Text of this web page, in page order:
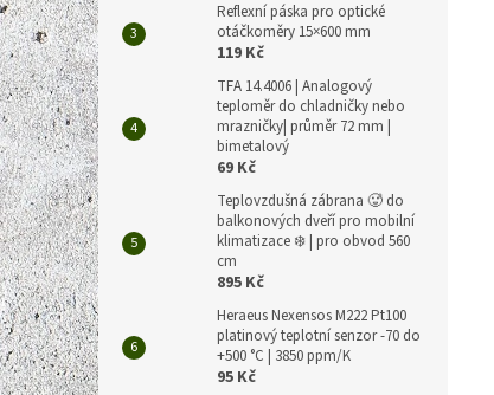
Reflexní páska pro optické
otáčkoměry 15×600 mm
119 Kč
TFA 14.4006 | Analogový
teploměr do chladničky nebo
mrazničky| průměr 72 mm |
bimetalový
69 Kč
Teplovzdušná zábrana 🥵 do
balkonových dveří pro mobilní
klimatizace ❄️ | pro obvod 560
cm
895 Kč
Heraeus Nexensos M222 Pt100
platinový teplotní senzor -70 do
+500 °C | 3850 ppm/K
95 Kč